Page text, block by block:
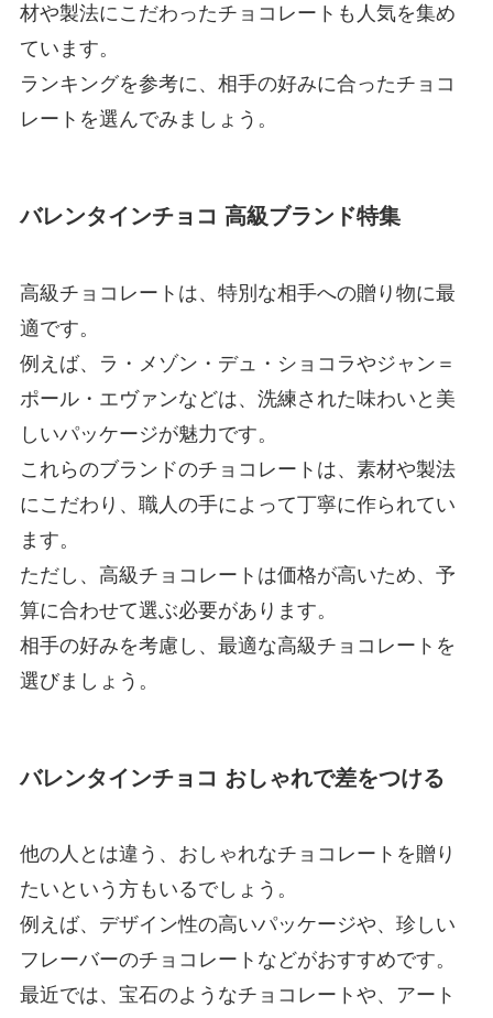
材や製法にこだわったチョコレートも人気を集め
ています。
ランキングを参考に、相手の好みに合ったチョコ
レートを選んでみましょう。
バレンタインチョコ 高級ブランド特集
高級チョコレートは、特別な相手への贈り物に最
適です。
例えば、ラ・メゾン・デュ・ショコラやジャン＝
ポール・エヴァンなどは、洗練された味わいと美
しいパッケージが魅力です。
これらのブランドのチョコレートは、素材や製法
にこだわり、職人の手によって丁寧に作られてい
ます。
ただし、高級チョコレートは価格が高いため、予
算に合わせて選ぶ必要があります。
相手の好みを考慮し、最適な高級チョコレートを
選びましょう。
バレンタインチョコ おしゃれで差をつける
他の人とは違う、おしゃれなチョコレートを贈り
たいという方もいるでしょう。
例えば、デザイン性の高いパッケージや、珍しい
フレーバーのチョコレートなどがおすすめです。
最近では、宝石のようなチョコレートや、アート